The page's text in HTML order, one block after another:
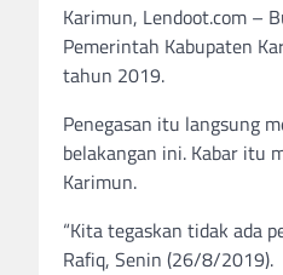
Karimun, Lendoot.com –
Pemerintah Kabupaten
tahun 2019.
Penegasan itu langsung
belakangan ini. Kabar itu
Karimun.
“Kita tegaskan tidak ada
Rafiq, Senin (26/8/2019).